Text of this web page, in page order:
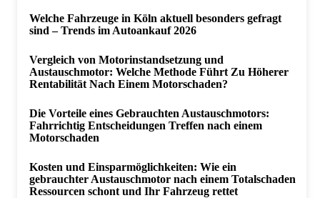
Welche Fahrzeuge in Köln aktuell besonders gefragt
sind – Trends im Autoankauf 2026
Vergleich von Motorinstandsetzung und
Austauschmotor: Welche Methode Führt Zu Höherer
Rentabilität Nach Einem Motorschaden?
Die Vorteile eines Gebrauchten Austauschmotors:
Fahrrichtig Entscheidungen Treffen nach einem
Motorschaden
Kosten und Einsparmöglichkeiten: Wie ein
gebrauchter Austauschmotor nach einem Totalschaden
Ressourcen schont und Ihr Fahrzeug rettet